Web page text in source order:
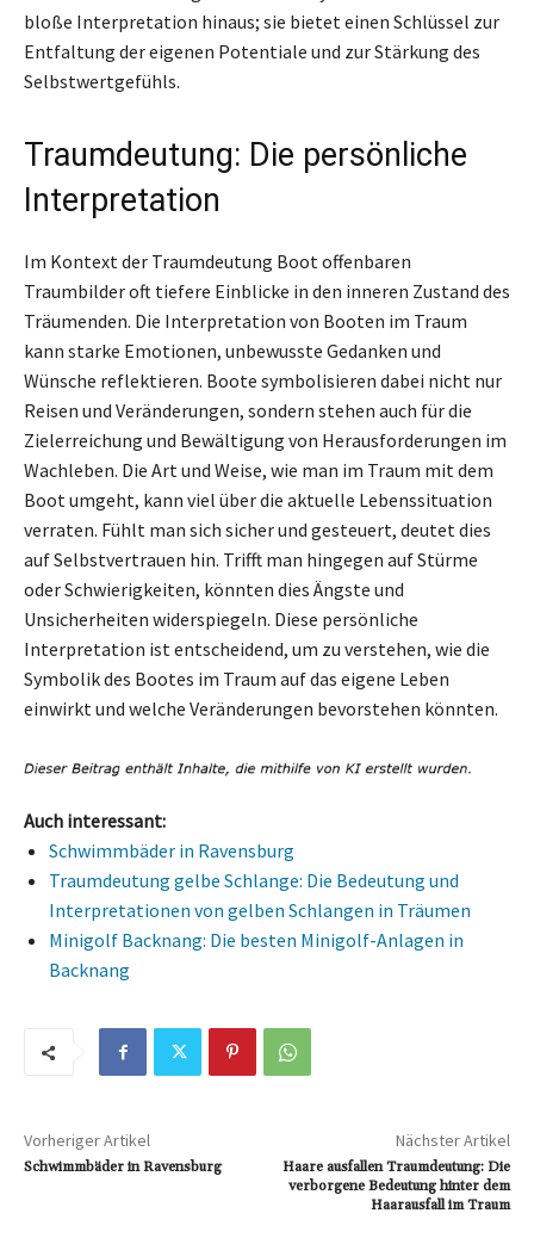
bloße Interpretation hinaus; sie bietet einen Schlüssel zur
Entfaltung der eigenen Potentiale und zur Stärkung des
Selbstwertgefühls.
Traumdeutung: Die persönliche
Interpretation
Im Kontext der Traumdeutung Boot offenbaren
Traumbilder oft tiefere Einblicke in den inneren Zustand des
Träumenden. Die Interpretation von Booten im Traum
kann starke Emotionen, unbewusste Gedanken und
Wünsche reflektieren. Boote symbolisieren dabei nicht nur
Reisen und Veränderungen, sondern stehen auch für die
Zielerreichung und Bewältigung von Herausforderungen im
Wachleben. Die Art und Weise, wie man im Traum mit dem
Boot umgeht, kann viel über die aktuelle Lebenssituation
verraten. Fühlt man sich sicher und gesteuert, deutet dies
auf Selbstvertrauen hin. Trifft man hingegen auf Stürme
oder Schwierigkeiten, könnten dies Ängste und
Unsicherheiten widerspiegeln. Diese persönliche
Interpretation ist entscheidend, um zu verstehen, wie die
Symbolik des Bootes im Traum auf das eigene Leben
einwirkt und welche Veränderungen bevorstehen könnten.
Auch interessant:
Schwimmbäder in Ravensburg
Traumdeutung gelbe Schlange: Die Bedeutung und
Interpretationen von gelben Schlangen in Träumen
Minigolf Backnang: Die besten Minigolf-Anlagen in
Backnang
Vorheriger Artikel
Schwimmbäder in Ravensburg
Nächster Artikel
Haare ausfallen Traumdeutung: Die
verborgene Bedeutung hinter dem
Haarausfall im Traum